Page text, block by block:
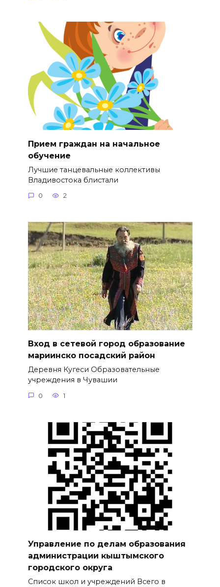
Прием граждан на начальное
обучение
Лучшие танцевальные коллективы
Владивостока блистали
0 2
Вход в сетевой город образование
мариинско посадский район
Деревня Кугеси Образовательные
учреждения в Чувашии
0 1
Управление по делам образования
администрации кыштымского
городского округа
Список школ и учреждений Всего в